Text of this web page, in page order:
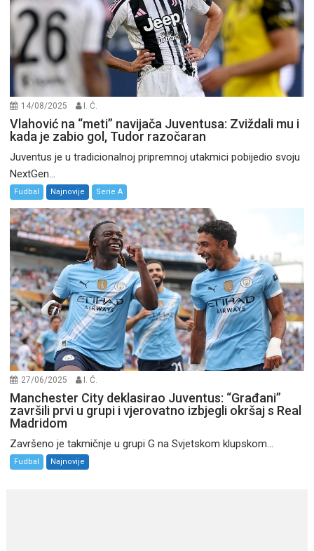
14/08/2025 I. Ć.
Vlahović na “meti” navijača Juventusa: Zviždali mu i
kada je zabio gol, Tudor razočaran
Juventus je u tradicionalnoj pripremnoj utakmici pobijedio svoju
NextGen...
Fudbal Najnovije Serie A
27/06/2025 I. Ć.
Manchester City deklasirao Juventus: “Građani”
završili prvi u grupi i vjerovatno izbjegli okršaj s Real
Madridom
Završeno je takmičnje u grupi G na Svjetskom klupskom...
Fudbal Najnovije